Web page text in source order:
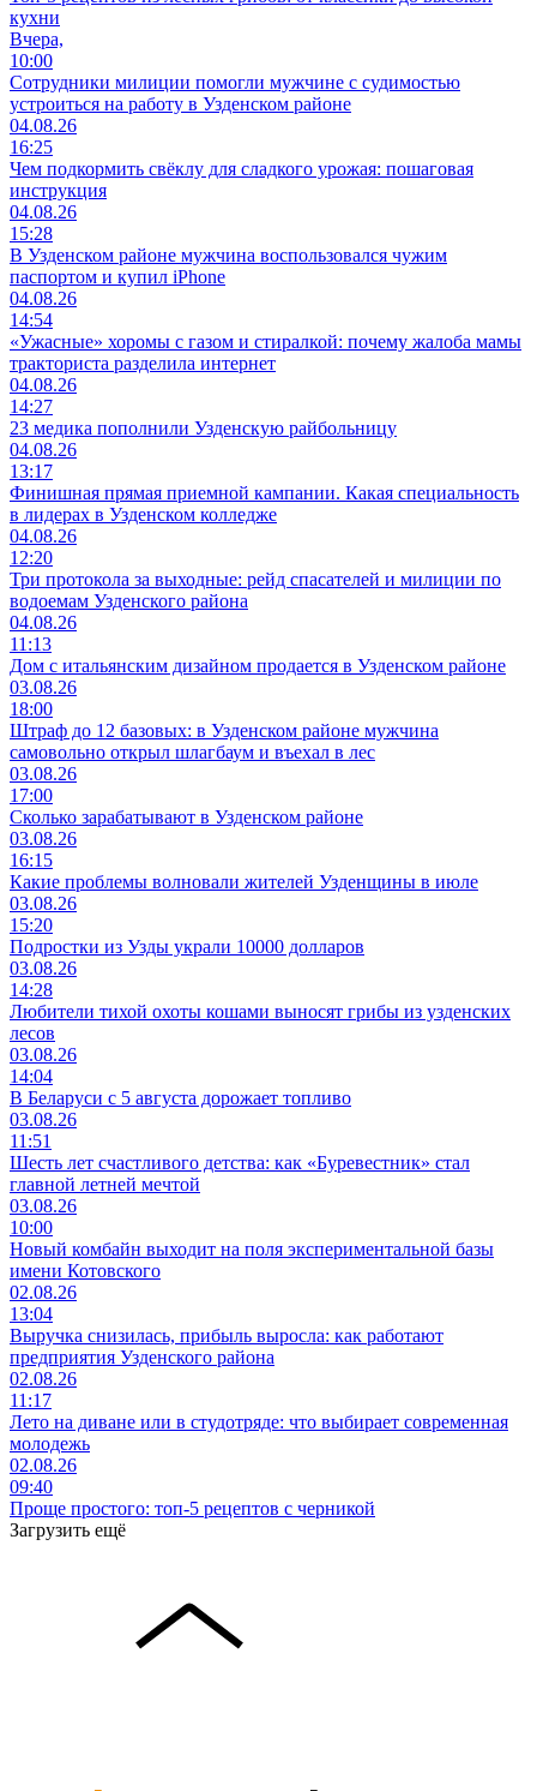
кухни
Вчера,
10:00
Сотрудники милиции помогли мужчине с судимостью
устроиться на работу в Узденском районе
04.08.26
16:25
Чем подкормить свёклу для сладкого урожая: пошаговая
инструкция
04.08.26
15:28
В Узденском районе мужчина воспользовался чужим
паспортом и купил iPhone
04.08.26
14:54
«Ужасные» хоромы с газом и стиралкой: почему жалоба мамы
тракториста разделила интернет
04.08.26
14:27
23 медика пополнили Узденскую райбольницу
04.08.26
13:17
Финишная прямая приемной кампании. Какая специальность
в лидерах в Узденском колледже
04.08.26
12:20
Три протокола за выходные: рейд спасателей и милиции по
водоемам Узденского района
04.08.26
11:13
Дом с итальянским дизайном продается в Узденском районе
03.08.26
18:00
Штраф до 12 базовых: в Узденском районе мужчина
самовольно открыл шлагбаум и въехал в лес
03.08.26
17:00
Сколько зарабатывают в Узденском районе
03.08.26
16:15
Какие проблемы волновали жителей Узденщины в июле
03.08.26
15:20
Подростки из Узды украли 10000 долларов
03.08.26
14:28
Любители тихой охоты кошами выносят грибы из узденских
лесов
03.08.26
14:04
В Беларуси с 5 августа дорожает топливо
03.08.26
11:51
Шесть лет счастливого детства: как «Буревестник» стал
главной летней мечтой
03.08.26
10:00
Новый комбайн выходит на поля экспериментальной базы
имени Котовского
02.08.26
13:04
Выручка снизилась, прибыль выросла: как работают
предприятия Узденского района
02.08.26
11:17
Лето на диване или в студотряде: что выбирает современная
молодежь
02.08.26
09:40
Проще простого: топ-5 рецептов с черникой
Загрузить ещё